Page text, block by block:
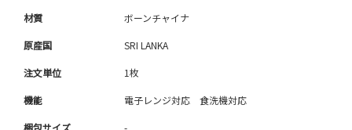
材質 ボーンチャイナ
原産国 SRI LANKA
注文単位 1枚
機能 電子レンジ対応 食洗機対応